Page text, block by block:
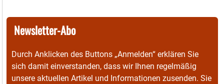
Newsletter-Abo
Durch Anklicken des Buttons „Anmelden“ erklären Sie
sich damit einverstanden, dass wir Ihnen regelmäßig
unsere aktuellen Artikel und Informationen zusenden. Sie